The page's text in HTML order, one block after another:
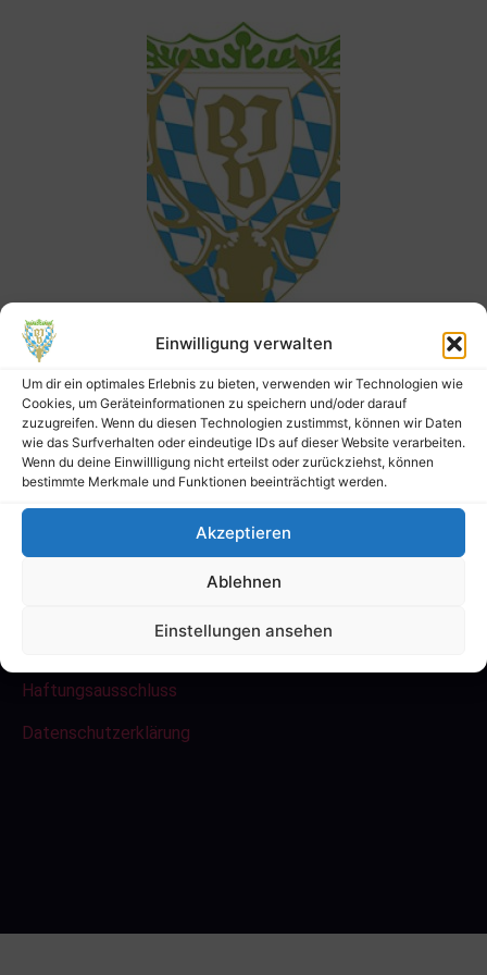
Einwilligung verwalten
Um dir ein optimales Erlebnis zu bieten, verwenden wir Technologien wie
Cookies, um Geräteinformationen zu speichern und/oder darauf
zuzugreifen. Wenn du diesen Technologien zustimmst, können wir Daten
wie das Surfverhalten oder eindeutige IDs auf dieser Website verarbeiten.
Wenn du deine Einwillligung nicht erteilst oder zurückziehst, können
bestimmte Merkmale und Funktionen beeinträchtigt werden.
Akzeptieren
Ablehnen
Einstellungen ansehen
Landesjagdverband Bayern
Kreisgruppe
Bad Kötzting
Haftungsausschluss
Datenschutzerklärung